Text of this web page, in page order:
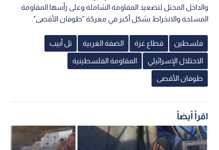
والداخل المحتل لتصعيد المقاومة الشاملة وعلى رأسها المقاومة
المسلحة والانخراط بشكل أكبر في معركة "طوفان الأقصى".
فلسطين قطاع غزة الضفة الغربية تل أبيب
الاحتلال الإسرائيلي المقاومة الفلسطينية
طوفان الأقصى
اقرأ أيضاً